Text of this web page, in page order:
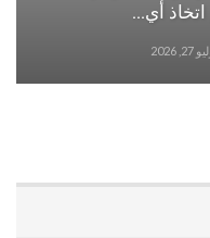
أي…
2026